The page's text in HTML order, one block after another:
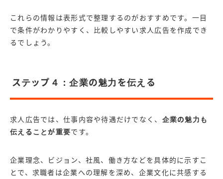
これらの情報は表形式で整理するのがおすすめです。一目
で条件がわかりやすく、比較しやすい求人広告を作成でき
るでしょう。
ステップ４：企業の魅力を伝える
求人広告では、仕事内容や待遇だけでなく、 企業の魅力も
伝えることが重要です。
企業理念、ビジョン、社風、働き方などを具体的に示すこ
とで、求職者は企業への理解を深め、企業文化に共感する